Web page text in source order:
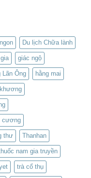
Du lịch Chữa lành
giác ngộ
Lãn Ông hằng mai
cương
thư Thanhan
nam gia truyền
trà cổ thụ